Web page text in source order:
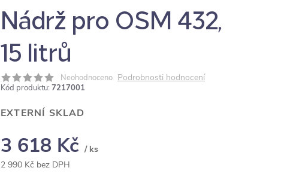
Nádrž pro OSM 432,
15 litrů
Neohodnoceno Podrobnosti hodnocení
Kód produktu: 7217001
EXTERNÍ SKLAD
3 618 Kč / ks
2 990 Kč bez DPH